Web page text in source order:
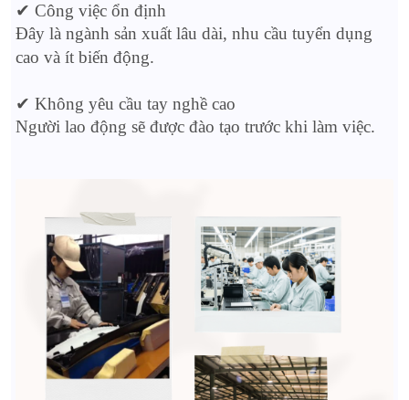
✔ Công việc ổn định
Đây là ngành sản xuất lâu dài, nhu cầu tuyển dụng
cao và ít biến động.
✔ Không yêu cầu tay nghề cao
Người lao động sẽ được đào tạo trước khi làm việc.